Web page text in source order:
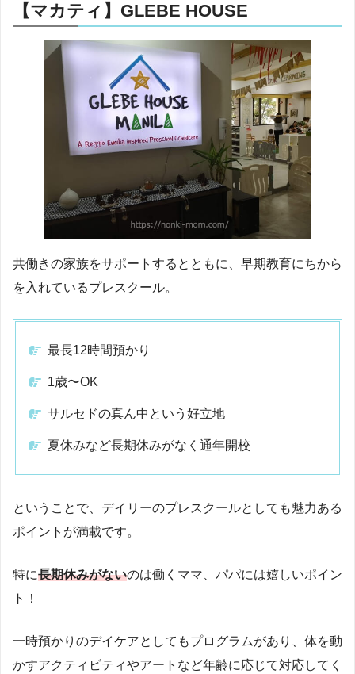
【マカティ】GLEBE HOUSE
共働きの家族をサポートするとともに、早期教育にちから
を入れているプレスクール。
最長12時間預かり
1歳〜OK
サルセドの真ん中という好立地
夏休みなど長期休みがなく通年開校
ということで、デイリーのプレスクールとしても魅力ある
ポイントが満載です。
特に長期休みがないのは働くママ、パパには嬉しいポイン
ト！
一時預かりのデイケアとしてもプログラムがあり、体を動
かすアクティビティやアートなど年齢に応じて対応してく